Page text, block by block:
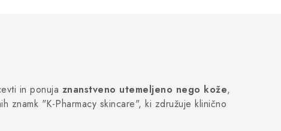
in ponuja znanstveno utemeljeno nego kože,
"K-Pharmacy skincare", ki združuje klinično